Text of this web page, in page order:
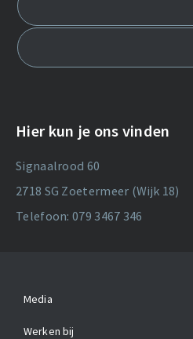
Hier kun je ons vinden
Signaalrood 60
2718 SG Zoetermeer (Wijk 18)
Telefoon: 079 3467 346
Media
Werken bij